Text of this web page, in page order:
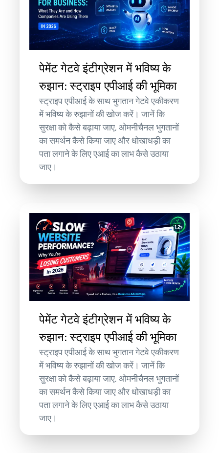
पेमेंट गेटवे इंटीग्रेशन में भविष्य के
रुझान: स्ट्राइप एपीआई की भूमिका
स्ट्राइप एपीआई के साथ भुगतान गेटवे एकीकरण
में भविष्य के रुझानों की खोज करें। जानें कि
सुरक्षा को कैसे बढ़ाया जाए, ओमनीचैनल भुगतानों
का समर्थन कैसे किया जाए और धोखाधड़ी का
पता लगाने के लिए एआई का लाभ कैसे उठाया
जाए।
पेमेंट गेटवे इंटीग्रेशन में भविष्य के
रुझान: स्ट्राइप एपीआई की भूमिका
स्ट्राइप एपीआई के साथ भुगतान गेटवे एकीकरण
में भविष्य के रुझानों की खोज करें। जानें कि
सुरक्षा को कैसे बढ़ाया जाए, ओमनीचैनल भुगतानों
का समर्थन कैसे किया जाए और धोखाधड़ी का
पता लगाने के लिए एआई का लाभ कैसे उठाया
जाए।